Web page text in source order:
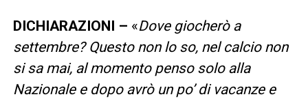
DICHIARAZIONI – «Dove giocherò a
settembre? Questo non lo so, nel calcio non
si sa mai, al momento penso solo alla
Nazionale e dopo avrò un po’ di vacanze e